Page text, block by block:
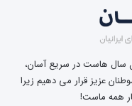
سال هاست در سریع آسان،
عزیز قرار می دهیم زیرا
همه ماست!